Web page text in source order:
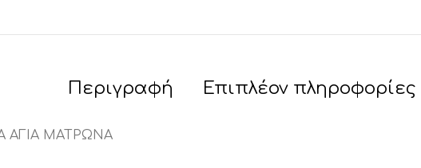
Περιγραφή Επιπλέον πληροφορίες
ΑΓΙΑ ΜΑΤΡΩΝΑ